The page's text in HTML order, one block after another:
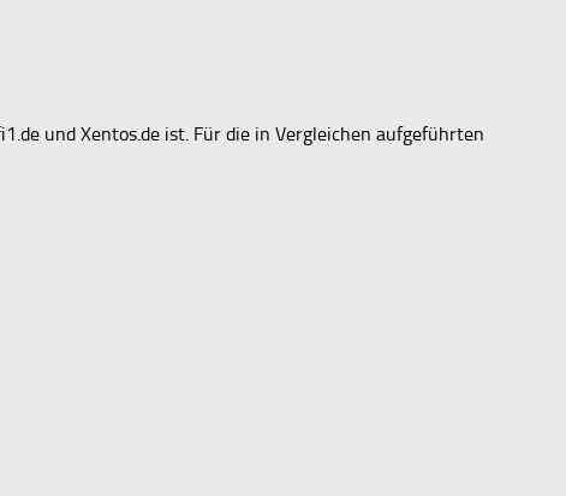
und Xentos.de ist. Für die in Vergleichen aufgeführten